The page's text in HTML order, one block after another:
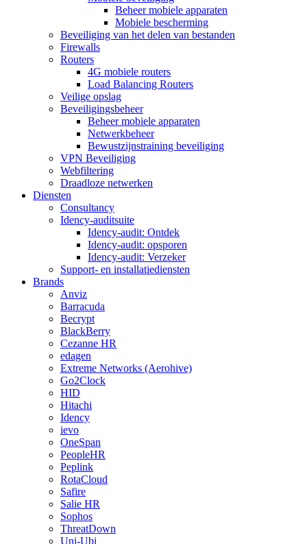
Beheer mobiele apparaten
Mobiele bescherming
Beveiliging van het delen van bestanden
Firewalls
Routers
4G mobiele routers
Load Balancing Routers
Veilige opslag
Beveiligingsbeheer
Beheer mobiele apparaten
Netwerkbeheer
Bewustzijnstraining beveiliging
VPN Beveiliging
Webfiltering
Draadloze netwerken
Diensten
Consultancy
Idency-auditsuite
Idency-audit: Ontdek
Idency-audit: opsporen
Idency-audit: Verzeker
Support- en installatiediensten
Brands
Anviz
Barracuda
Becrypt
BlackBerry
Cezanne HR
edagen
Extreme Networks (Aerohive)
Go2Clock
HID
Hitachi
Idency
ievo
OneSpan
PeopleHR
Peplink
RotaCloud
Safire
Salie HR
Sophos
ThreatDown
Uni-Ubi